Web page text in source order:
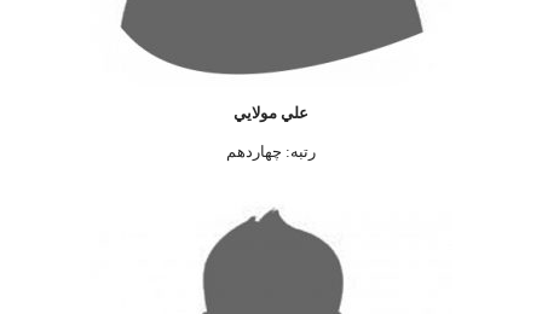
علي مولايي
رتبه: چهاردهم